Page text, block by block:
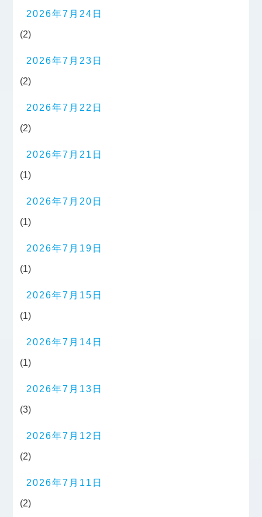
2026年7月24日
(2)
2026年7月23日
(2)
2026年7月22日
(2)
2026年7月21日
(1)
2026年7月20日
(1)
2026年7月19日
(1)
2026年7月15日
(1)
2026年7月14日
(1)
2026年7月13日
(3)
2026年7月12日
(2)
2026年7月11日
(2)